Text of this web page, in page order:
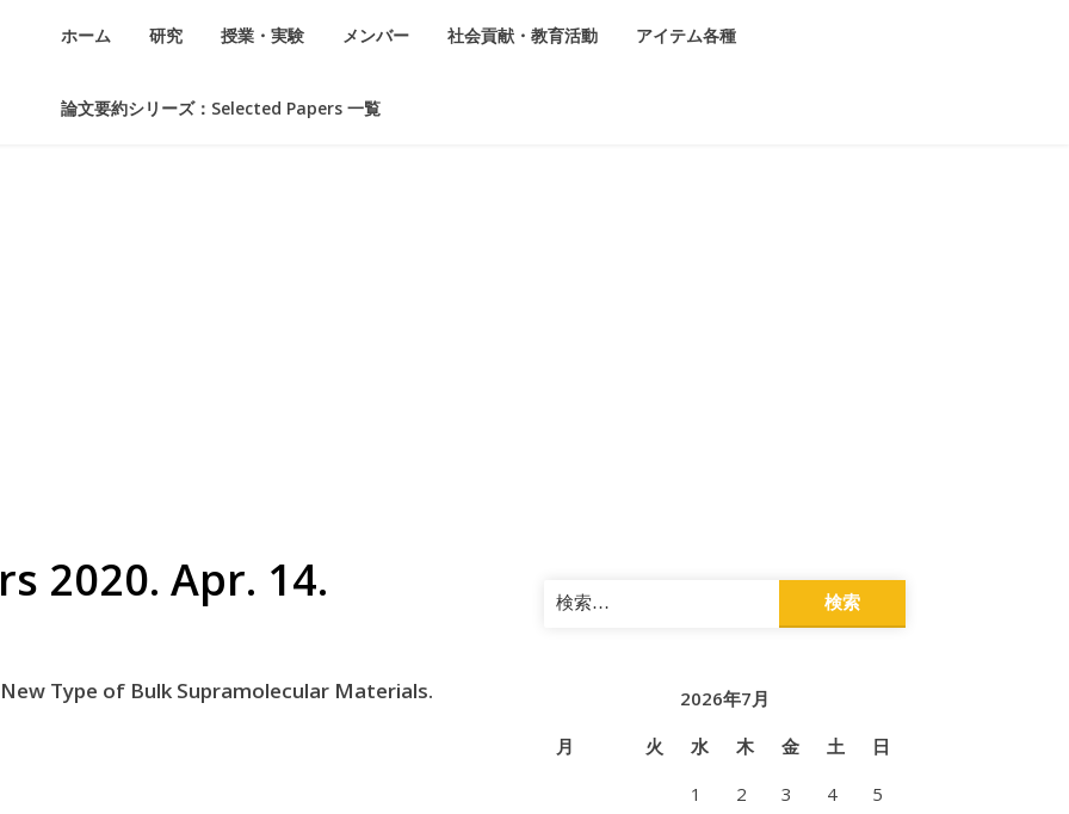
ホーム 研究 授業・実験 メンバー 社会貢献・教育活動 アイテム各種
論文要約シリーズ：Selected Papers 一覧
2020. Apr. 14.
Type of Bulk Supramolecular Materials.
検
索:
2026年7月
月
火 水 木 金 土
日
1
2 3 4
5